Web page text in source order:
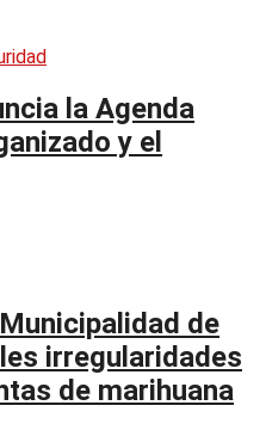
la Agenda
y el
de
irregularidades
de marihuana